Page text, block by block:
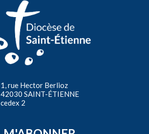
1, rue Hector Berlioz
42030 SAINT-ÉTIENNE
cedex 2